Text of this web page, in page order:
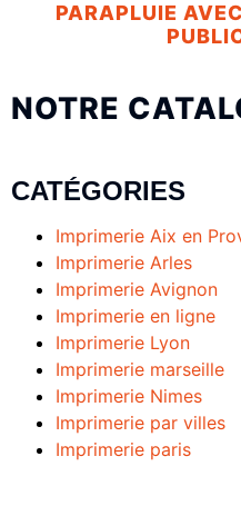
PARAPLUIE
NOTRE
CATÉGORIES
Imprimerie Aix en
Imprimerie Arles
Imprimerie Avignon
Imprimerie en ligne
Imprimerie Lyon
Imprimerie marseille
Imprimerie Nimes
Imprimerie par villes
Imprimerie paris